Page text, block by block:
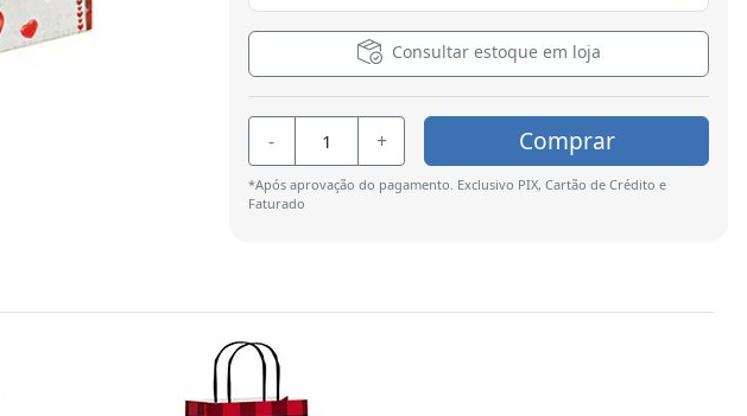
Consultar estoque em loja
- + Comprar
*Após aprovação do pagamento. Exclusivo PIX, Cartão de Crédito e
Faturado